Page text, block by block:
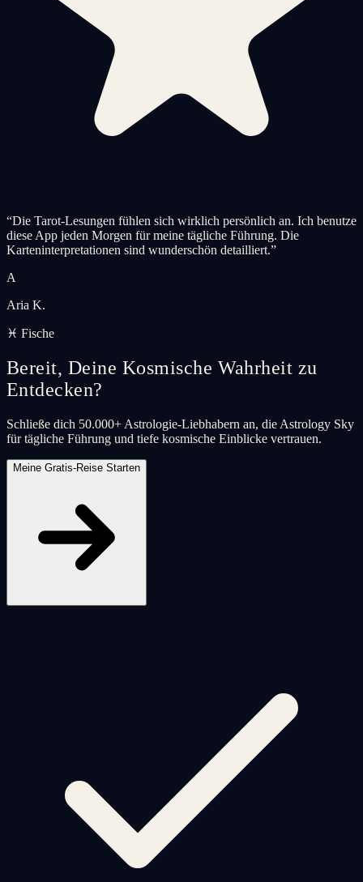
“Die Tarot-Lesungen fühlen sich wirklich persönlich an. Ich benutze
diese App jeden Morgen für meine tägliche Führung. Die
Karteninterpretationen sind wunderschön detailliert.”
A
Aria K.
♓ Fische
Bereit, Deine Kosmische Wahrheit zu
Entdecken?
Schließe dich 50.000+ Astrologie-Liebhabern an, die Astrology Sky
für tägliche Führung und tiefe kosmische Einblicke vertrauen.
Meine Gratis-Reise Starten